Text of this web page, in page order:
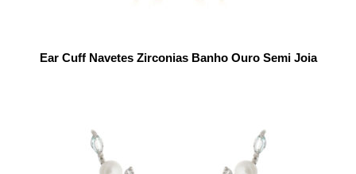
Ear Cuff Navetes Zirconias Banho Ouro Semi Joia